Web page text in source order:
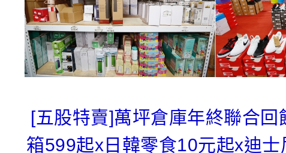
[五股特賣]萬坪倉庫年終聯合
箱599起x日韓零食10元起x迪